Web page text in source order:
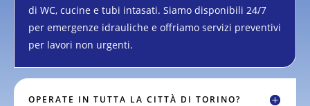
di WC, cucine e tubi intasati. Siamo disponibili 24/7
per emergenze idrauliche e offriamo servizi preventivi
per lavori non urgenti.
OPERATE IN TUTTA LA CITTÀ DI TORINO?